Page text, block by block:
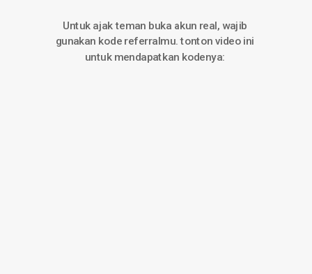
Untuk ajak teman buka akun real, wajib
gunakan kode referralmu. tonton video ini
untuk mendapatkan kodenya: